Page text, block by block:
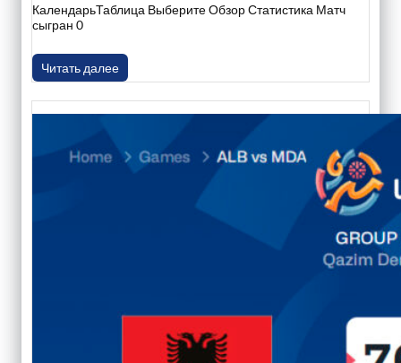
КалендарьТаблица Выберите Обзор Статистика Матч
сыгран 0
Читать далее